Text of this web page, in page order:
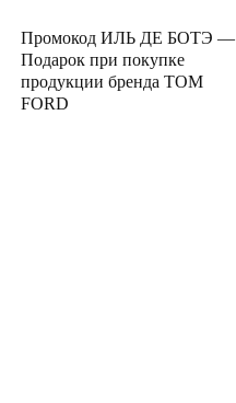
Промокод ИЛЬ ДЕ БОТЭ —
Подарок при покупке
продукции бренда TOM
FORD